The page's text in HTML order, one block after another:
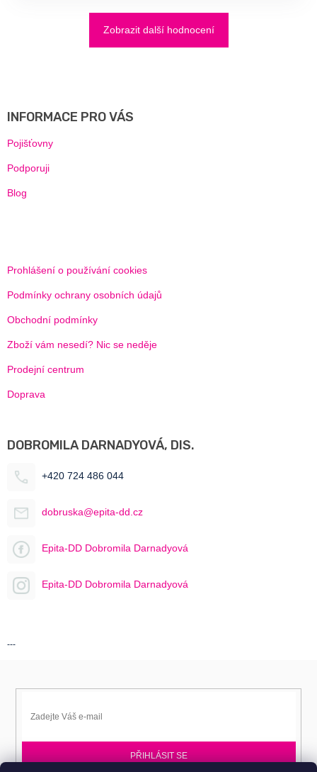
Zobrazit další hodnocení
INFORMACE PRO VÁS
Pojišťovny
Podporuji
Blog
Prohlášení o používání cookies
Podmínky ochrany osobních údajů
Obchodní podmínky
Zboží vám nesedí? Nic se neděje
Prodejní centrum
Doprava
DOBROMILA DARNADYOVÁ, DIS.
+420 724 486 044
dobruska@epita-dd.cz
Epita-DD Dobromila Darnadyová
Epita-DD Dobromila Darnadyová
---
PŘIHLÁSIT SE